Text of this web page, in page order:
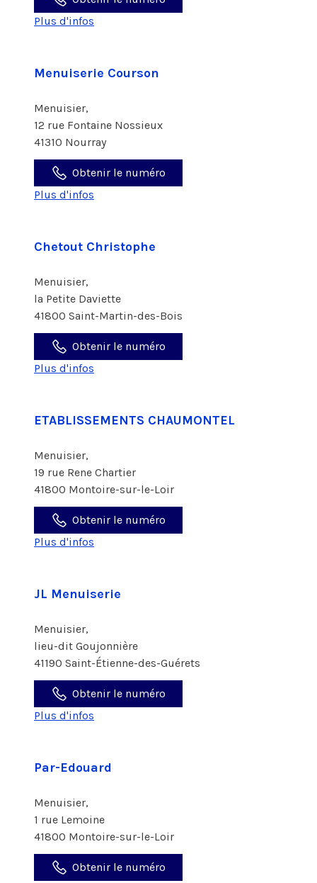
Plus d'infos
Menuiserie Courson
Menuisier,
12 rue Fontaine Nossieux
41310 Nourray
Obtenir le numéro
Plus d'infos
Chetout Christophe
Menuisier,
la Petite Daviette
41800 Saint-Martin-des-Bois
Obtenir le numéro
Plus d'infos
ETABLISSEMENTS CHAUMONTEL
Menuisier,
19 rue Rene Chartier
41800 Montoire-sur-le-Loir
Obtenir le numéro
Plus d'infos
JL Menuiserie
Menuisier,
lieu-dit Goujonnière
41190 Saint-Étienne-des-Guérets
Obtenir le numéro
Plus d'infos
Par-Edouard
Menuisier,
1 rue Lemoine
41800 Montoire-sur-le-Loir
Obtenir le numéro